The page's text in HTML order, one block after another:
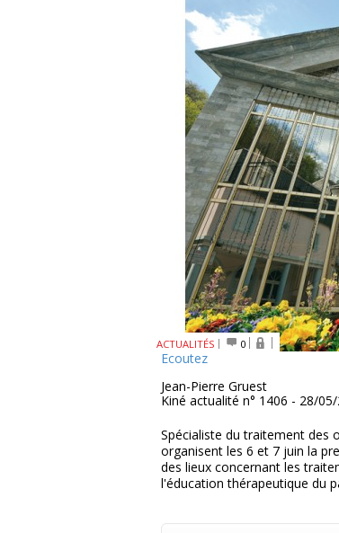
ACTUALITÉS 0
Ecoutez
Jean-Pierre Gruest
Kiné actualité n° 1406 - 28/
Spécialiste du traitement des
organisent les 6 et 7 juin la
des lieux concernant les
l'éducation thérapeutique du